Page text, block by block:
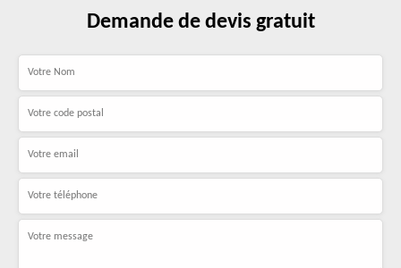
Demande de devis gratuit